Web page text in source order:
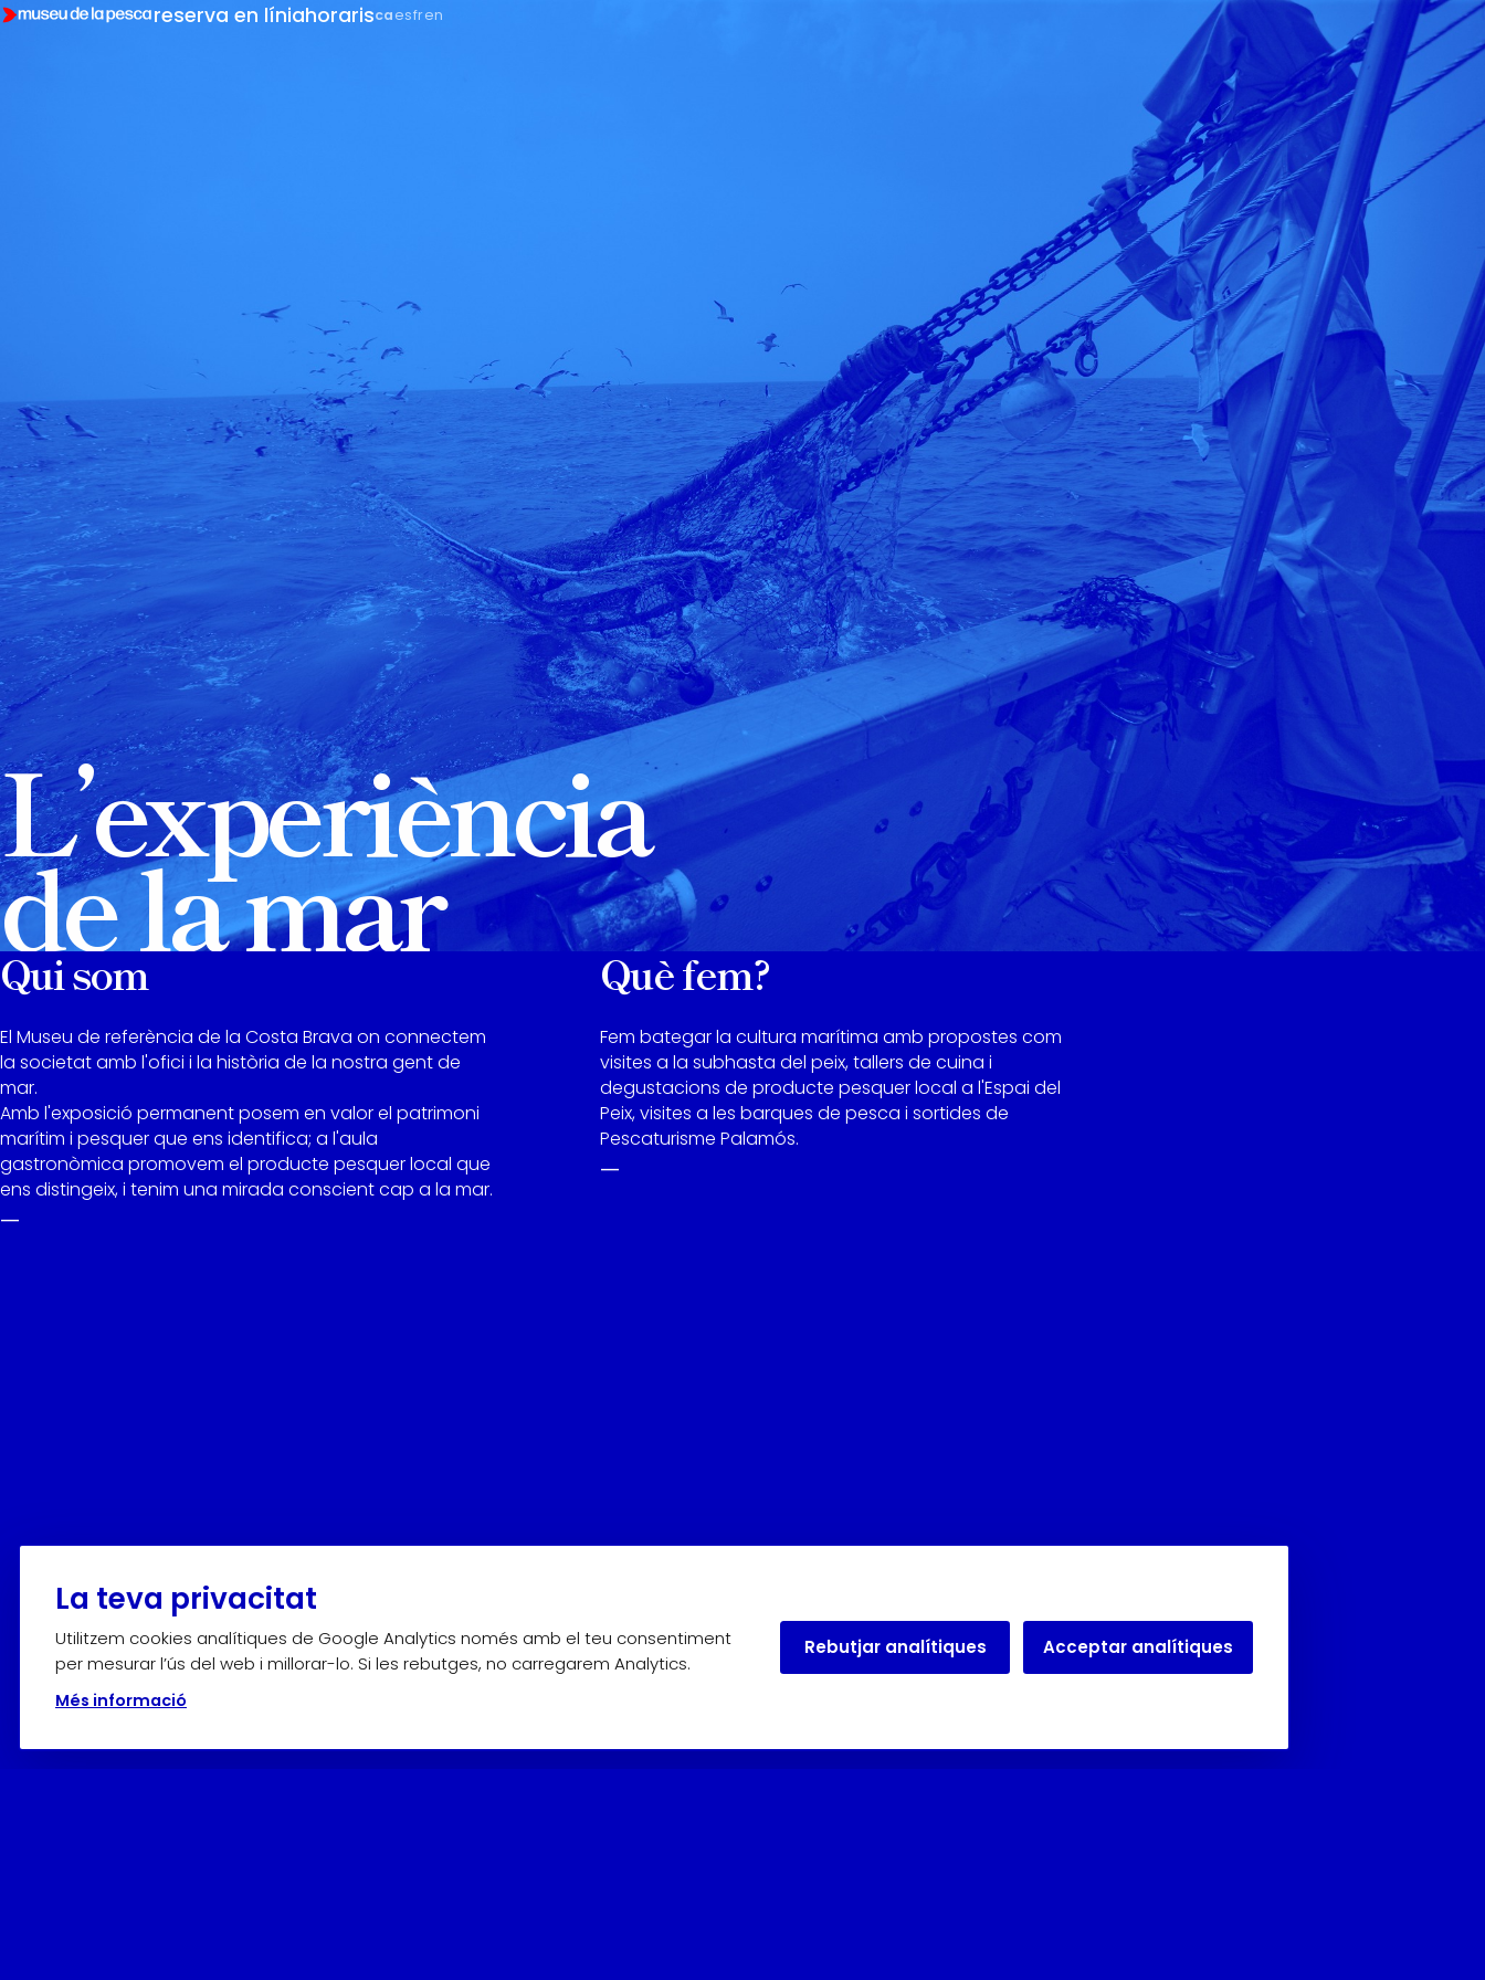
reserva en líniahorariscaesfren
L’experiència
de la mar
Qui som
El Museu de referència de la Costa Brava on connectem
la societat amb l'ofici i la història de la nostra gent de
mar.
Amb l'exposició permanent posem en valor el patrimoni
marítim i pesquer que ens identifica; a l'aula
gastronòmica promovem el producte pesquer local que
ens distingeix, i tenim una mirada conscient cap a la mar.
—
Què fem?
Fem bategar la cultura marítima amb propostes com
visites a la subhasta del peix, tallers de cuina i
degustacions de producte pesquer local a l'Espai del
Peix, visites a les barques de pesca i sortides de
Pescaturisme Palamós.
—
La teva privacitat
Utilitzem cookies analítiques de Google Analytics només amb el teu consentiment
per mesurar l’ús del web i millorar-lo. Si les rebutges, no carregarem Analytics.
Més informació
Rebutjar analítiques Acceptar analítiques